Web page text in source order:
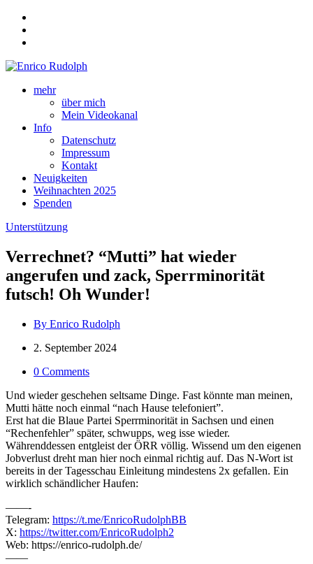
mehr
über mich
Mein Videokanal
Info
Datenschutz
Impressum
Kontakt
Neuigkeiten
Weihnachten 2025
Spenden
Unterstützung
Verrechnet? “Mutti” hat wieder
angerufen und zack, Sperrminorität
futsch! Oh Wunder!
By Enrico Rudolph
2. September 2024
0 Comments
Und wieder geschehen seltsame Dinge. Fast könnte man meinen,
Mutti hätte noch einmal “nach Hause telefoniert”.
Erst hat die Blaue Partei Sperrminorität in Sachsen und einen
“Rechenfehler” später, schwupps, weg isse wieder.
Währenddessen entgleist der ÖRR völlig. Wissend um den eigenen
Jobverlust dreht man hier noch einmal richtig auf. Das N-Wort ist
bereits in der Tagesschau Einleitung mindestens 2x gefallen. Ein
wirklich schändlicher Haufen:
——-
Telegram: https://t.me/EnricoRudolphBB
X: https://twitter.com/EnricoRudolph2
Web: https://enrico-rudolph.de/
——